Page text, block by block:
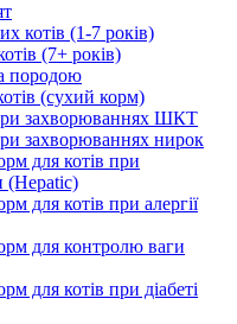
котів (1-7 років)
(7+ років)
породою
(сухий корм)
захворюваннях ШКТ
захворюваннях нирок
для котів при
(Hepatic)
для котів при алергії
для контролю ваги
для котів при діабеті